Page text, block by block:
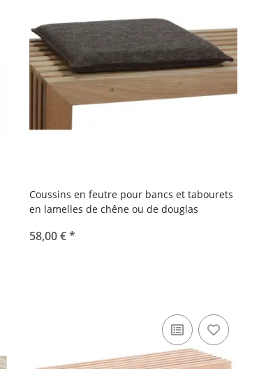
Coussins en feutre pour bancs et tabourets
en lamelles de chêne ou de douglas
58,00 €*